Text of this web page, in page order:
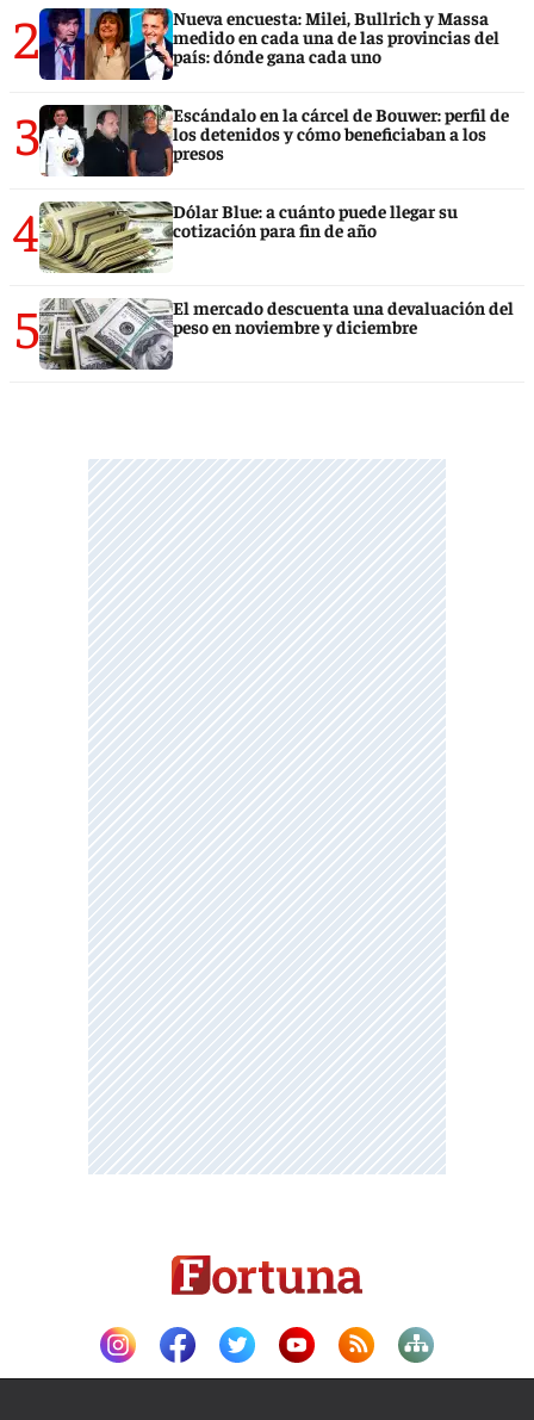
2
Nueva encuesta: Milei, Bullrich y Massa
medido en cada una de las provincias del
país: dónde gana cada uno
3
Escándalo en la cárcel de Bouwer: perfil de
los detenidos y cómo beneficiaban a los
presos
4
Dólar Blue: a cuánto puede llegar su
cotización para fin de año
5
El mercado descuenta una devaluación del
peso en noviembre y diciembre